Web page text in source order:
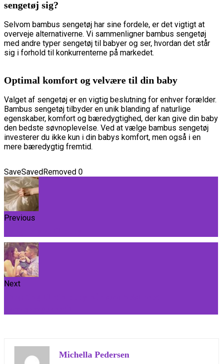
sengetøj sig?
Selvom bambus sengetøj har sine fordele, er det vigtigt at
overveje alternativerne. Vi sammenligner bambus sengetøj
med andre typer sengetøj til babyer og ser, hvordan det står
sig i forhold til konkurrenterne på markedet.
Optimal komfort og velvære til din baby
Valget af sengetøj er en vigtig beslutning for enhver forælder.
Bambus sengetøj tilbyder en unik blanding af naturlige
egenskaber, komfort og bæredygtighed, der kan give din baby
den bedste søvnoplevelse. Ved at vælge bambus sengetøj
investerer du ikke kun i din babys komfort, men også i en
mere bæredygtig fremtid.
SaveSavedRemoved 0
Previous
Next
Michella Pedersen